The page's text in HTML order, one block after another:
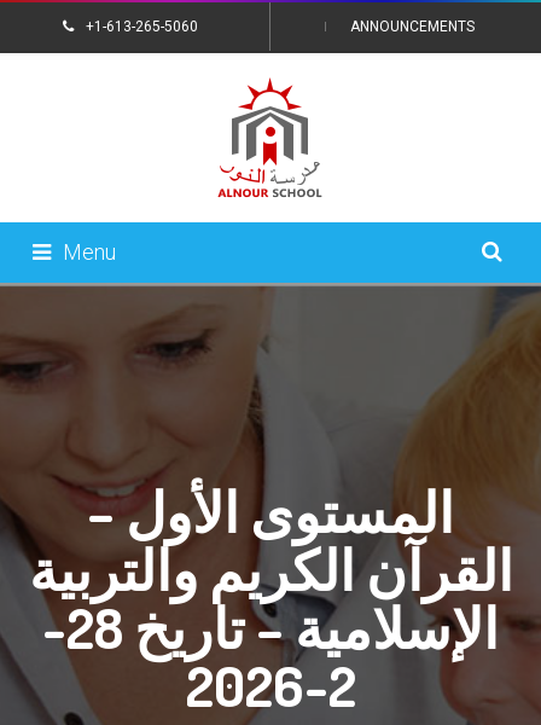
+1-613-265-5060 ANNOUNCEMENTS
Menu
المستوى الأول –
القرآن الكريم والتربية
الإسلامية – تاريخ 28-
2-2026